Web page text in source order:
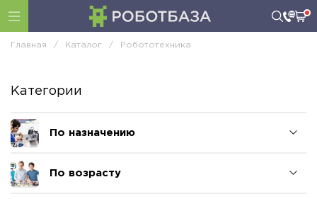
Главная / Каталог / Робототехника
Категории
По назначению
По возрасту